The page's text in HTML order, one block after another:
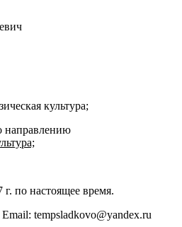
культура;
направлению
г. по настоящее время.
Email: tempsladkovo@yandex.ru